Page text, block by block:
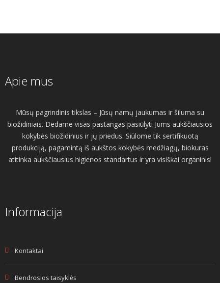
Apie mus
Mūsų pagrindinis tikslas – Jūsų namų jaukumas ir šiluma su
biožidiniais. Dedame visas pastangas pasiūlyti Jums aukščiausios
kokybės biožidinius ir jų priedus. Siūlome tik sertifikuotą
produkciją, pagamintą iš aukštos kokybės medžiagų, biokuras
atitinka aukščiausius higienos standartus ir yra visiškai organinis!
Informacija
Kontaktai
Bendrosios taisyklės